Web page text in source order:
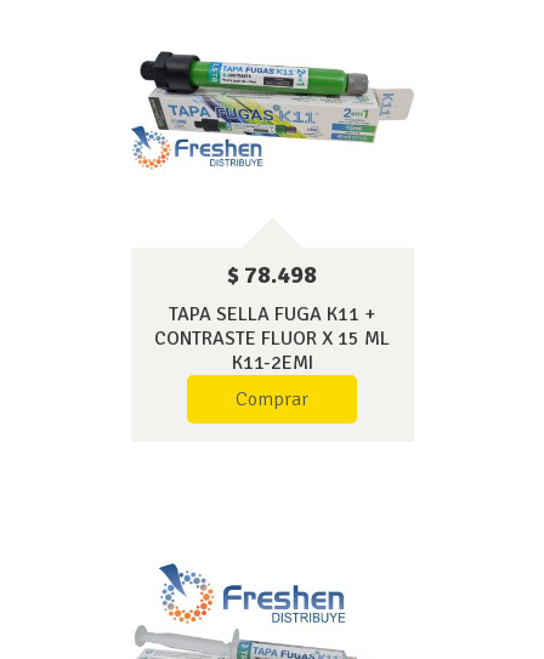
$ 78.498
TAPA SELLA FUGA K11 +
CONTRASTE FLUOR X 15 ML
K11-2EMI
Comprar